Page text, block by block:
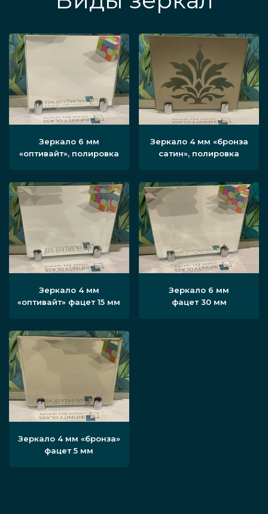
Зеркало 6 мм
«оптивайт», полировка
Зеркало 4 мм «бронза
сатин», полировка
Зеркало 4 мм
«оптивайт» фацет 15 мм
Зеркало 6 мм
фацет 30 мм
Зеркало 4 мм «бронза»
фацет 5 мм